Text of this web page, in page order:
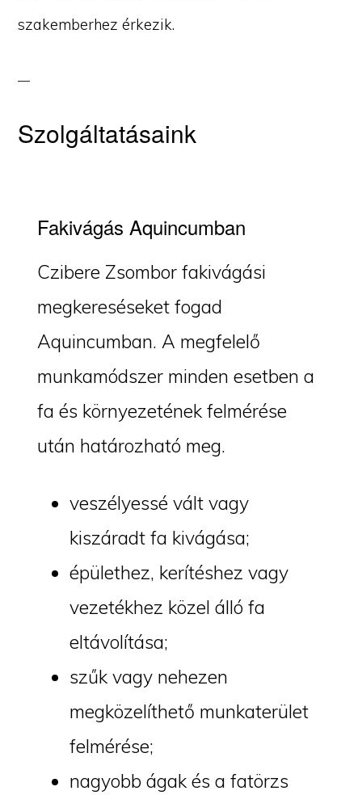
szakemberhez érkezik.
Szolgáltatásaink
Fakivágás Aquincumban
Czibere Zsombor fakivágási
megkereséseket fogad
Aquincumban. A megfelelő
munkamódszer minden esetben a
fa és környezetének felmérése
után határozható meg.
veszélyessé vált vagy
kiszáradt fa kivágása;
épülethez, kerítéshez vagy
vezetékhez közel álló fa
eltávolítása;
szűk vagy nehezen
megközelíthető munkaterület
felmérése;
nagyobb ágak és a fatörzs